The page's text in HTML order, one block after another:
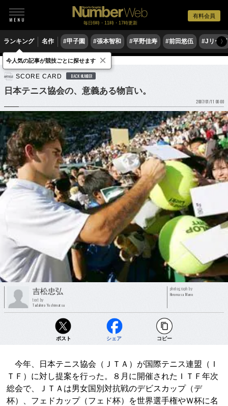
有料会員
毎日6時・11時・17時更新
ランキング 名作 #甲子園 #張本智和 #平野佳寿 #前田悠伍 #Jリーグ
〉
テニス
SCORE CARD BACK NUMBER
日本テニス協会の、意義ある物言い。
2007/01/11 00:00
吉松忠弘
text by
Tadahiro Yoshimatsu
photograph by
Hiromasa Mano
ポスト シェア コピー
今年、日本テニス協会（ＪＴＡ）が国際テニス連盟（Ｉ
ＴＦ）に対し提案を行った。８月に開催されたＩＴＦ年次
総会で、ＪＴＡは男女国別対抗戦のデビスカップ（デ
杯）、フェドカップ（フェド杯）を世界選手権やＷ杯に名
今人気の記事が競技ごとに探せます ×